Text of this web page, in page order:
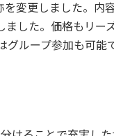
変更しました。内
した。価格もリー
ループ参加も可能で